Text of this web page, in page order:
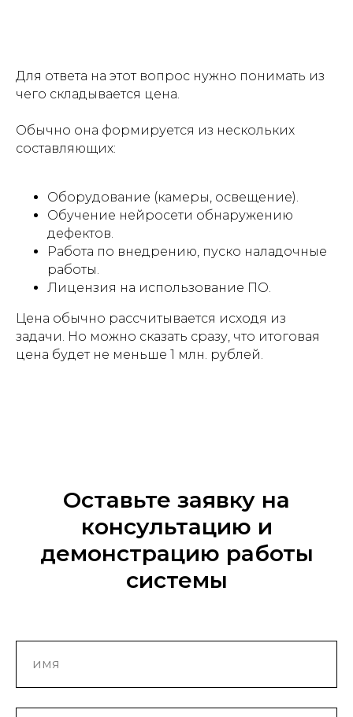
Для ответа на этот вопрос нужно понимать из
чего складывается цена.
Обычно она формируется из нескольких
составляющих:
Оборудование (камеры, освещение).
Обучение нейросети обнаружению
дефектов.
Работа по внедрению, пуско наладочные
работы.
Лицензия на использование ПО.
Цена обычно рассчитывается исходя из
задачи. Но можно сказать сразу, что итоговая
цена будет не меньше 1 млн. рублей.
Оставьте заявку на
консультацию и
демонстрацию работы
системы